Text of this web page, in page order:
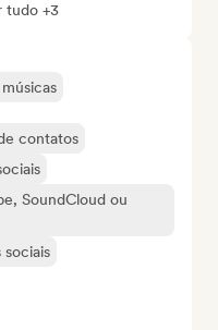
tudo +3
contatos
SoundCloud ou
sociais